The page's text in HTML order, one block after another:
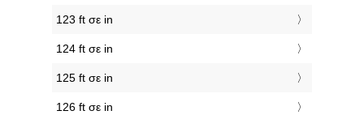
123 ft σε in
124 ft σε in
125 ft σε in
126 ft σε in